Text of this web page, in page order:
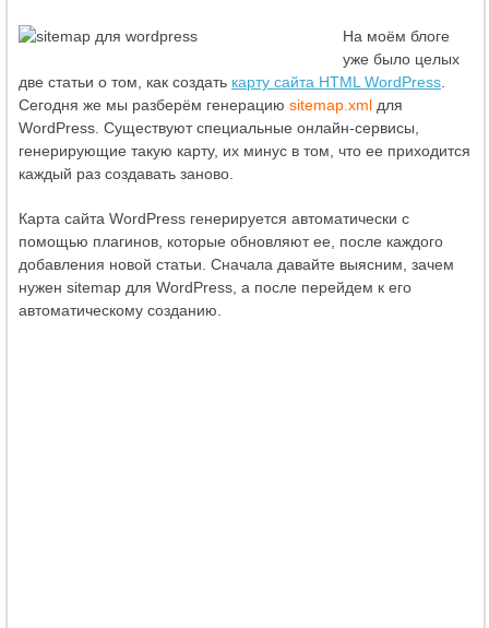
На моём блоге
уже было целых
две статьи о том, как создать карту сайта HTML WordPress
Сегодня же мы разберём генерацию sitemap.xml для
WordPress. Существуют специальные онлайн-сервисы,
генерирующие такую карту, их минус в том, что ее приходится
каждый раз создавать заново.
Карта сайта WordPress генерируется автоматически с
помощью плагинов, которые обновляют ее, после каждого
добавления новой статьи. Сначала давайте выясним, зачем
нужен sitemap для WordPress, а после перейдем к его
автоматическому созданию.